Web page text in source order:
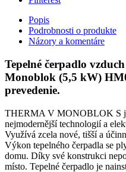
Popis
Podrobnosti o produkte
Názory a komentáre
Tepelné čerpadlo
Monoblok (5,5 kW)
prevedenie.
THERMA V MONOBLOK S
nejmodernější technologií a
Využívá zcela nové, tišší a
Výkon tepelného čerpadla se
domu. Díky své konstrukci
místo. Tepelné čerpadlo je